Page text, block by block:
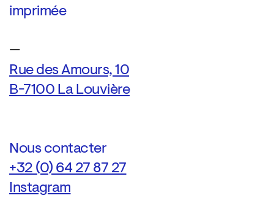
imprimée
—
Rue des Amours, 10
B-7100 La Louvière
Nous contacter
+32 (0) 64 27 87 27
Instagram